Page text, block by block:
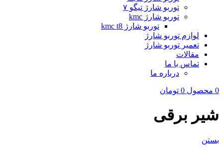
توربو شارژ تیگو ۷
توربو شارژ kmc
توربو شارژ kmc t8
لوازم توربو شارژ
تعمیر توربو شارژ
مقالات
تماس با ما
درباره ما
0 محصول 0 تومان
شیر برقی
بستن